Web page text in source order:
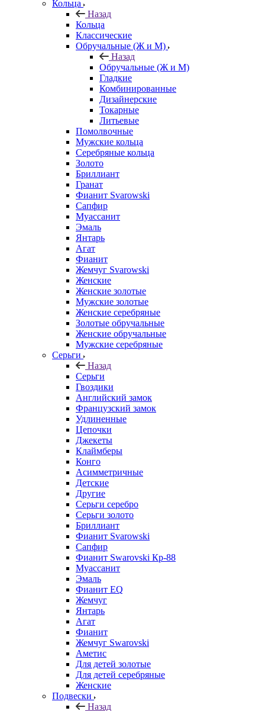
Кольца
Назад
Кольца
Классические
Обручальные (Ж и М)
Назад
Обручальные (Ж и М)
Гладкие
Комбинированные
Дизайнерские
Токарные
Литьевые
Помолвочные
Мужские кольца
Серебряные кольца
Золото
Бриллиант
Гранат
Фианит Svarowski
Сапфир
Муассанит
Эмаль
Янтарь
Агат
Фианит
Жемчуг Svarowski
Женские
Женские золотые
Мужские золотые
Женские серебряные
Золотые обручальные
Женские обручальные
Мужские серебряные
Серьги
Назад
Серьги
Гвоздики
Английский замок
Французский замок
Удлиненные
Цепочки
Джекеты
Клаймберы
Конго
Асимметричные
Детские
Другие
Серьги серебро
Серьги золото
Бриллиант
Фианит Svarowski
Сапфир
Фианит Swarovski Кр-88
Муассанит
Эмаль
Фианит EQ
Жемчуг
Янтарь
Агат
Фианит
Жемчуг Swarovski
Аметис
Для детей золотые
Для детей серебряные
Женские
Подвески
Назад